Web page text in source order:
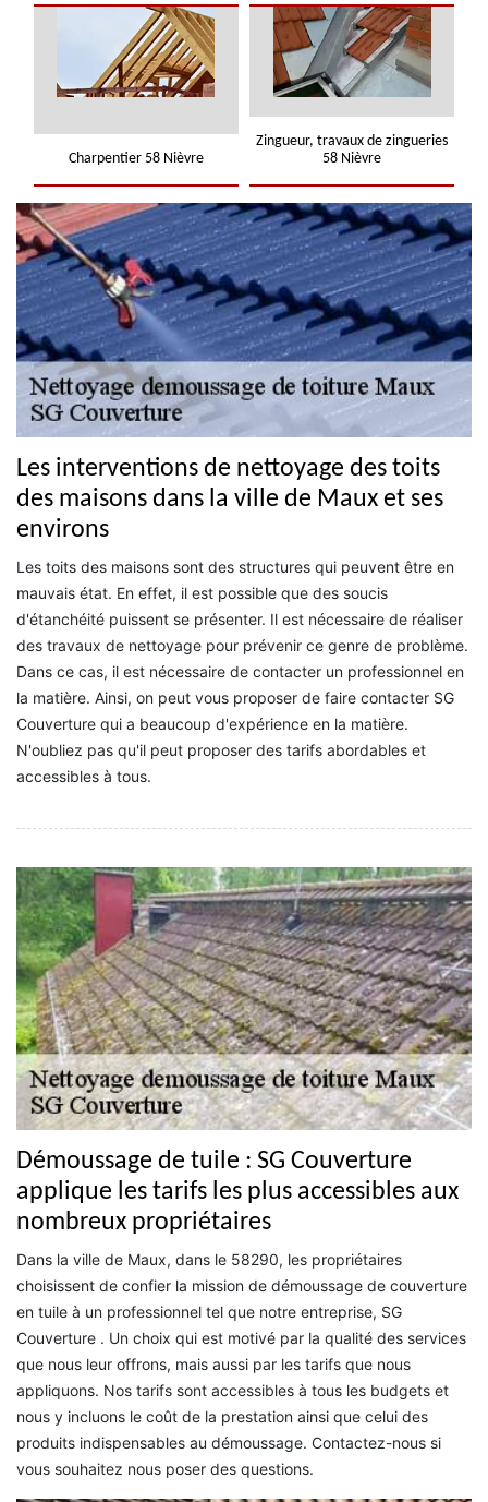
Charpentier 58 Nièvre
Zingueur, travaux de zingueries
58 Nièvre
Les interventions de nettoyage des toits
des maisons dans la ville de Maux et ses
environs
Les toits des maisons sont des structures qui peuvent être en
mauvais état. En effet, il est possible que des soucis
d'étanchéité puissent se présenter. Il est nécessaire de réaliser
des travaux de nettoyage pour prévenir ce genre de problème.
Dans ce cas, il est nécessaire de contacter un professionnel en
la matière. Ainsi, on peut vous proposer de faire contacter SG
Couverture qui a beaucoup d'expérience en la matière.
N'oubliez pas qu'il peut proposer des tarifs abordables et
accessibles à tous.
Démoussage de tuile : SG Couverture
applique les tarifs les plus accessibles aux
nombreux propriétaires
Dans la ville de Maux, dans le 58290, les propriétaires
choisissent de confier la mission de démoussage de couverture
en tuile à un professionnel tel que notre entreprise, SG
Couverture . Un choix qui est motivé par la qualité des services
que nous leur offrons, mais aussi par les tarifs que nous
appliquons. Nos tarifs sont accessibles à tous les budgets et
nous y incluons le coût de la prestation ainsi que celui des
produits indispensables au démoussage. Contactez-nous si
vous souhaitez nous poser des questions.